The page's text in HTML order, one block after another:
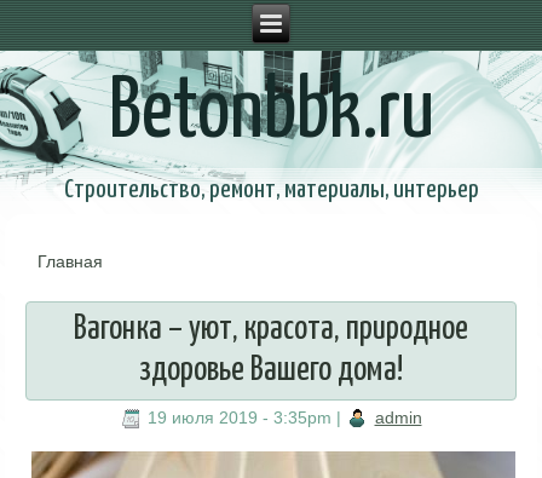
Betonbbk.ru
Строительство, ремонт, материалы, интерьер
Главная
Вагонка – уют, красота, природное
здоровье Вашего дома!
19 июля 2019 - 3:35pm | admin